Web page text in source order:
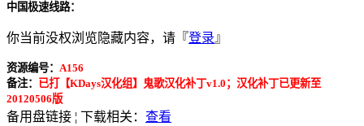
中国极速线路：
你当前没权浏览隐藏内容，请『登录 』
资源编号： A156
备注：
已打【KDays汉化组】鬼歌汉化补丁v1.0；汉化补丁已更新至
20120506版
备用盘链接 ¦ 下载相关： 查看